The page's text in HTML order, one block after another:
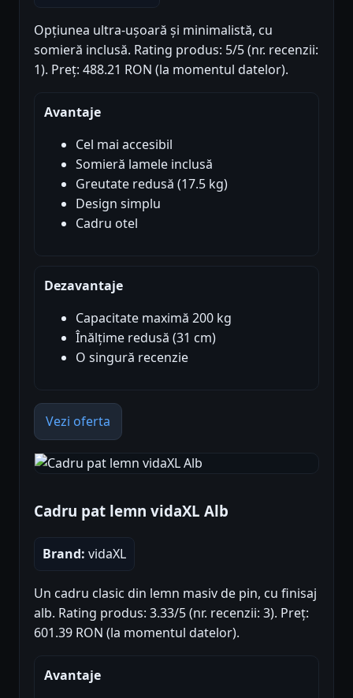
Opțiunea ultra-ușoară și minimalistă, cu
somieră inclusă. Rating produs: 5/5 (nr. recenzii:
1). Preț: 488.21 RON (la momentul datelor).
Avantaje
Cel mai accesibil
Somieră lamele inclusă
Greutate redusă (17.5 kg)
Design simplu
Cadru otel
Dezavantaje
Capacitate maximă 200 kg
Înălțime redusă (31 cm)
O singură recenzie
Vezi oferta
Cadru pat lemn vidaXL Alb
Brand: vidaXL
Un cadru clasic din lemn masiv de pin, cu finisaj
alb. Rating produs: 3.33/5 (nr. recenzii: 3). Preț:
601.39 RON (la momentul datelor).
Avantaje